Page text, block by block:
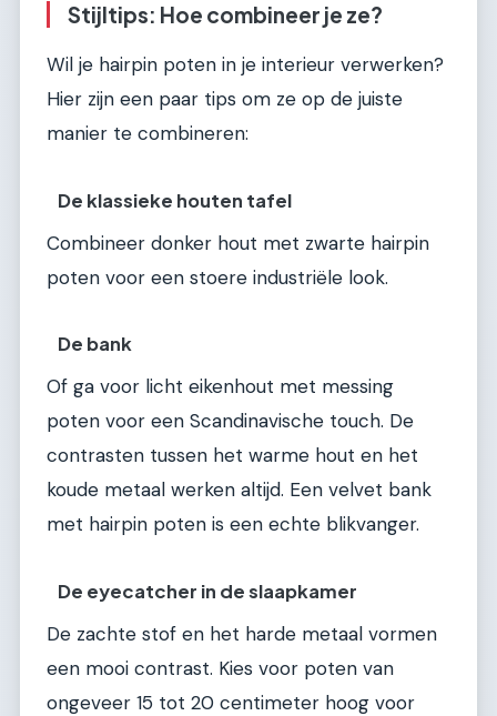
Stijltips: Hoe combineer je ze?
Wil je hairpin poten in je interieur verwerken?
Hier zijn een paar tips om ze op de juiste
manier te combineren:
De klassieke houten tafel
Combineer donker hout met zwarte hairpin
poten voor een stoere industriële look.
De bank
Of ga voor licht eikenhout met messing
poten voor een Scandinavische touch. De
contrasten tussen het warme hout en het
koude metaal werken altijd. Een velvet bank
met hairpin poten is een echte blikvanger.
De eyecatcher in de slaapkamer
De zachte stof en het harde metaal vormen
een mooi contrast. Kies voor poten van
ongeveer 15 tot 20 centimeter hoog voor